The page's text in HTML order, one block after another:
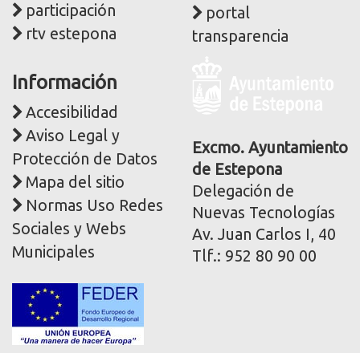
participación
rtv estepona
portal
transparencia
Información
Accesibilidad
Aviso Legal y
Protección de Datos
Mapa del sitio
Normas Uso Redes
Sociales y Webs
Municipales
corporativa
Excmo. Ayuntamiento
de Estepona
Delegación de
Nuevas Tecnologías
Av. Juan Carlos I, 40
Tlf.: 952 80 90 00